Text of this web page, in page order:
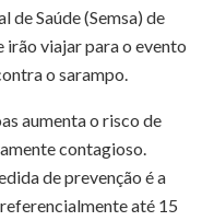
de Saúde (Semsa) de
irão viajar para o evento
o sarampo.
aumenta o risco de
contagioso.
de prevenção é a
até 15